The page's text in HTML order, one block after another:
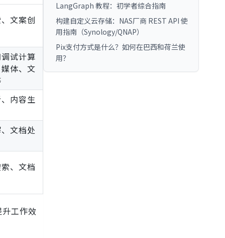
文案创
试计算
体、文
内容生
文档处
、文档
工作效
LangGraph 教程：初学者综合指南
构建自定义云存储：NAS厂商 REST API 使
用指南（Synology/QNAP）
Pix支付方式是什么？如何在巴西和荷兰使
用？